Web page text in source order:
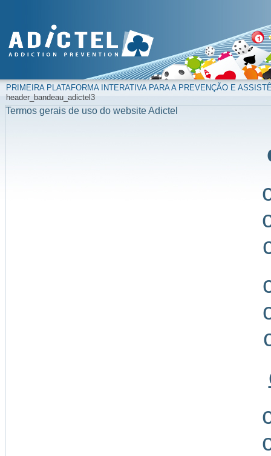
PRIMEIRA PLATAFORMA INTERATIVA PARA A PREVENÇÃO E
header_bandeau_adictel3
Termos gerais de uso do website Adictel